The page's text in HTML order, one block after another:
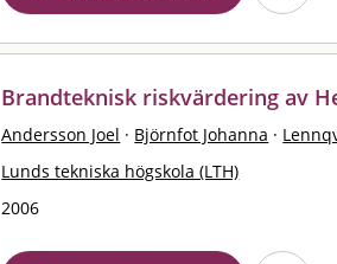
Brandteknisk riskvärdering av
Andersson Joel · Björnfot Johanna ·
Lunds tekniska högskola (LTH)
2006